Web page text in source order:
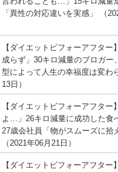
「異性の対応違いを実感」 （
【ダイエットビフォーアフター
成らず」30キロ減量のブロガー
型によって人生の幸福度は変わ
13日）
【ダイエットビフォーアフター
よ…」26キロ減量に成功した食
27歳会社員「物がスムーズに拾
（2021年06月21日）
【ダイエットビフォーアフター